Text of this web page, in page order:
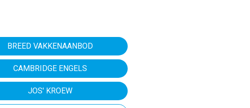
BREED VAKKENAANBOD
CAMBRIDGE ENGELS
JOS' KROEW